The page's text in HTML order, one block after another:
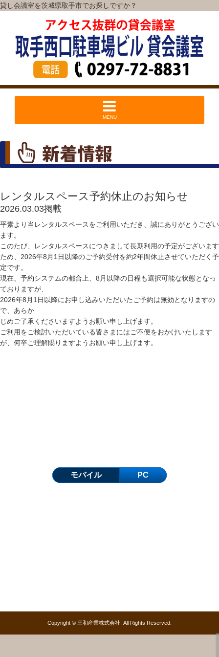
貸し会議室を茨城県取手市でお探しですか？
MENU
レンタルスペース予約休止のお知らせ
2026.03.03掲載
平素より当レンタルスペースをご利用いただき、誠にありがとうござい
ます。
このたび、レンタルスペースにつきまして長期利用の予定がございます
ため、2026年8月1日以降のご予約受付を約2年間休止させていただく予
定です。
現在、予約システムの都合上、8月以降の日程も選択可能な状態となっ
ておりますが、
2026年8月1日以降にお申し込みいただいたご予約は無効となりますの
で、あらか
じめご了承くださいますようお願い申し上げます。
ご利用をご検討いただいている皆さまにはご不便をおかけいたします
が、何卒ご理解賜りますようお願い申し上げます。
Copyright © 三和産業株式会社. All Rights Reserved.
モバイル PC